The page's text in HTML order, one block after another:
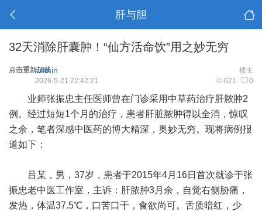
肝与胆
32天消除肝囊肿！“仙方活命饮”用之妙无穷
点击重新加载 楼主
admin
621 0
2026-5-21 22:42:21
业师张振忠主任医师曾在门诊采用中草药治疗肝脓肿2
例。经过短短1个月的治疗，患者肝脏脓肿得以全消，惊叹
之余，笔者深感中医药的博大精深，奥妙无穷。现将病例报
道如下：
吕某，男，37岁，患者于2015年4月16日首次就诊于张
振忠老中医工作室，主诉：肝脓肿3月余，自觉右侧胁痛，
发热，体温37.5℃，口苦口干，食欲尚可。舌质暗红，少